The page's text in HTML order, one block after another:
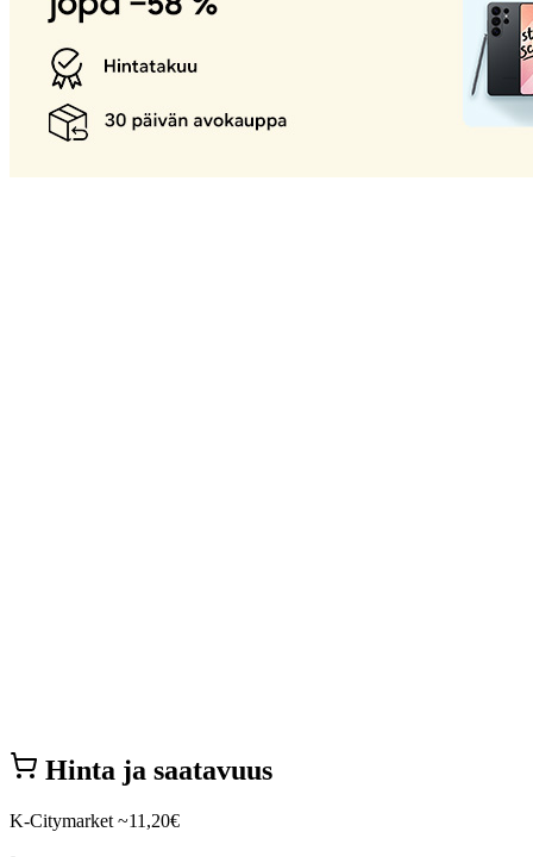
Hinta ja saatavuus
K-Citymarket ~11,20€